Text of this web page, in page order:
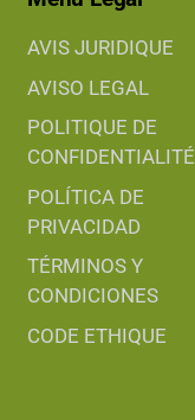
AVIS JURIDIQUE
AVISO LEGAL
POLITIQUE DE
CONFIDENTIALITÉ
POLÍTICA DE
PRIVACIDAD
TÉRMINOS Y
CONDICIONES
CODE ETHIQUE